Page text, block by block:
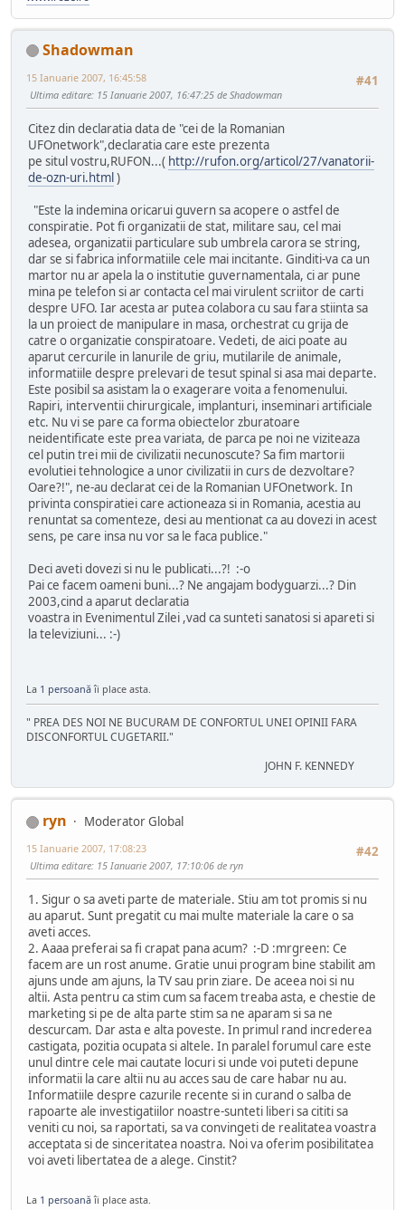
Shadowman
#41
15 Ianuarie 2007, 16:45:58
Ultima editare: 15 Ianuarie 2007, 16:47:25 de Shadowman
Citez din declaratia data de "cei de la Romanian
UFOnetwork",declaratia care este prezenta
pe situl vostru,RUFON...( http://rufon.org/articol/27/vanatorii-
de-ozn-uri.html)
"Este la indemina oricarui guvern sa acopere o astfel de
conspiratie. Pot fi organizatii de stat, militare sau, cel mai
adesea, organizatii particulare sub umbrela carora se string,
dar se si fabrica informatiile cele mai incitante. Ginditi-va ca un
martor nu ar apela la o institutie guvernamentala, ci ar pune
mina pe telefon si ar contacta cel mai virulent scriitor de carti
despre UFO. Iar acesta ar putea colabora cu sau fara stiinta sa
la un proiect de manipulare in masa, orchestrat cu grija de
catre o organizatie conspiratoare. Vedeti, de aici poate au
aparut cercurile in lanurile de griu, mutilarile de animale,
informatiile despre prelevari de tesut spinal si asa mai departe.
Este posibil sa asistam la o exagerare voita a fenomenului.
Rapiri, interventii chirurgicale, implanturi, inseminari artificiale
etc. Nu vi se pare ca forma obiectelor zburatoare
neidentificate este prea variata, de parca pe noi ne viziteaza
cel putin trei mii de civilizatii necunoscute? Sa fim martorii
evolutiei tehnologice a unor civilizatii in curs de dezvoltare?
Oare?!", ne-au declarat cei de la Romanian UFOnetwork. In
privinta conspiratiei care actioneaza si in Romania, acestia au
renuntat sa comenteze, desi au mentionat ca au dovezi in acest
sens, pe care insa nu vor sa le faca publice."
Deci aveti dovezi si nu le publicati...?! :-o
Pai ce facem oameni buni...? Ne angajam bodyguarzi...? Din
2003,cind a aparut declaratia
voastra in Evenimentul Zilei ,vad ca sunteti sanatosi si apareti si
la televiziuni... :-)
La 1 persoanăîi place asta.
" PREA DES NOI NE BUCURAM DE CONFORTUL UNEI OPINII FARA
DISCONFORTUL CUGETARII."
JOHN F. KENNEDY
ryn
Moderator Global
#42
15 Ianuarie 2007, 17:08:23
Ultima editare: 15 Ianuarie 2007, 17:10:06 de ryn
1. Sigur o sa aveti parte de materiale. Stiu am tot promis si nu
au aparut. Sunt pregatit cu mai multe materiale la care o sa
aveti acces.
2. Aaaa preferai sa fi crapat pana acum? :-D :mrgreen: Ce
facem are un rost anume. Gratie unui program bine stabilit am
ajuns unde am ajuns, la TV sau prin ziare. De aceea noi si nu
altii. Asta pentru ca stim cum sa facem treaba asta, e chestie de
marketing si pe de alta parte stim sa ne aparam si sa ne
descurcam. Dar asta e alta poveste. In primul rand increderea
castigata, pozitia ocupata si altele. In paralel forumul care este
unul dintre cele mai cautate locuri si unde voi puteti depune
informatii la care altii nu au acces sau de care habar nu au.
Informatiile despre cazurile recente si in curand o salba de
rapoarte ale investigatiilor noastre-sunteti liberi sa cititi sa
veniti cu noi, sa raportati, sa va convingeti de realitatea voastra
acceptata si de sinceritatea noastra. Noi va oferim posibilitatea
voi aveti libertatea de a alege. Cinstit?
La 1 persoanăîi place asta.